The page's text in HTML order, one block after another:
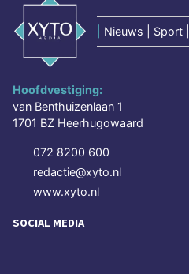
Nieuws | Sport
Hoofdvestiging:
van Benthuizenlaan 1
1701 BZ Heerhugowaard
072 8200 600
redactie@xyto.nl
www.xyto.nl
SOCIAL MEDIA